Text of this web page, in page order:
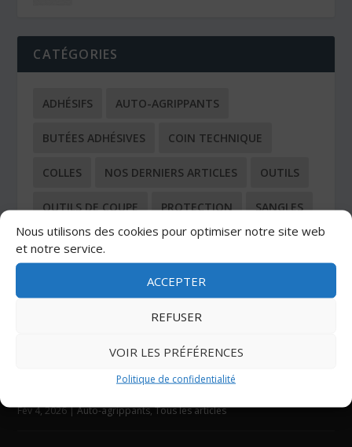
Nous utilisons des cookies pour optimiser notre site web
et notre service.
ACCEPTER
REFUSER
VOIR LES PRÉFÉRENCES
Politique de confidentialité
CATÉGORIES
ADHÉSIFS AUTO-AGRIPPANTS
BUTÉES ADHÉSIVES COIN TECHNIQUE
COLLES NOS DERNIERS ARTICLES OUTILS
OUTILS DE COUPE PROTECTION SANGLES
TOUS LES ARTICLES
DERNIERS ARTICLES
Fév 4, 2026|Auto-agrippants,Tous les articles